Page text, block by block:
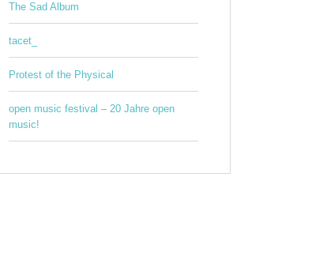
The Sad Album
tacet_
Protest of the Physical
open music festival – 20 Jahre open
music!